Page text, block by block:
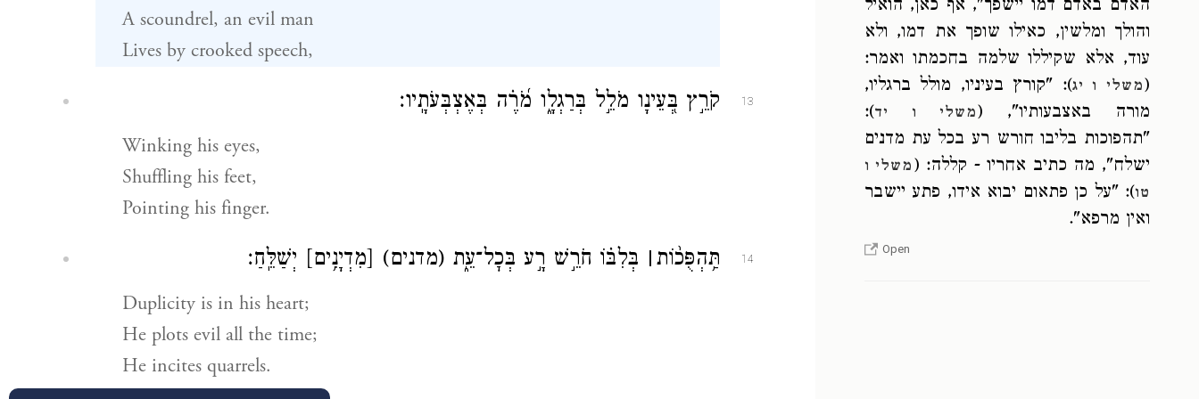
A scoundrel, an evil man
Lives by crooked speech,
13 קֹרֵ֣ץ בְּ֭עֵינָו מֹלֵ֣ל בְּרַגְלָ֑ו מֹ֝רֶ֗ה בְּאֶצְבְּעֹתָֽיו׃
Winking his eyes,
Shuffling his feet,
Pointing his finger.
14 תַּ֥הְפֻּכ֨וֹת׀ בְּלִבּ֗וֹ חֹרֵ֣שׁ רָ֣ע בְּכׇל־עֵ֑ת(מדנים) [מִדְיָנִ֥ים] יְשַׁלֵּֽחַ׃
Duplicity is in his heart;
He plots evil all the time;
He incites quarrels.
האדם באדם דמו יישפך", אף כאן, הואיל
והולך ומלשין, כאילו שופך את דמו, ולא
עוד, אלא שקיללו שלמה בחכמתו ואמר:
(משלי ו יג): "קורץ בעיניו, מולל ברגליו,
מורה באצבעותיו", (משלי ו יד):
"תהפוכות בליבו חורש רע בכל עת מדנים
ישלח", מה כתיב אחריו - קללה: (משלי ו
טו): "על כן פתאום יבוא אידו, פתע יישבר
ואין מרפא".
Open